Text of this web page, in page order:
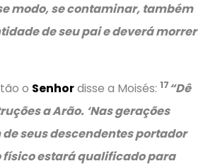
modo, se contaminar, também
de seu pai e deverá morrer
o Senhordisse a Moisés: 17“Dê
a Arão. ‘Nas gerações
seus descendentes portador
físico estará qualificado para